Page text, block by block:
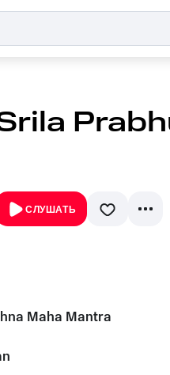
СЛУШАТЬ
Maha Mantra